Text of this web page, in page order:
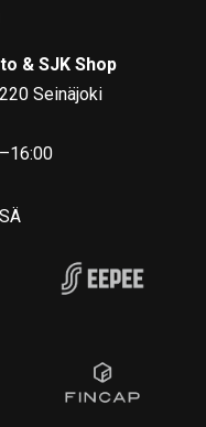
& SJK Shop
Seinäjoki